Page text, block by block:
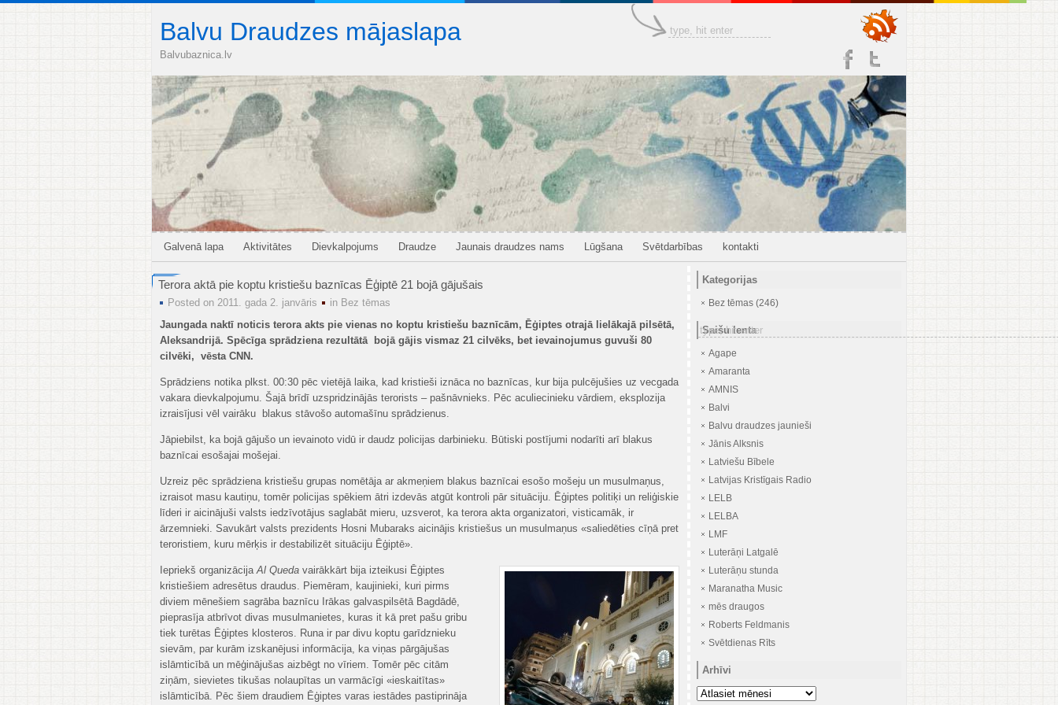
Balvu Draudzes mājaslapa
Balvubaznica.lv
Galvenā lapa Aktivitātes Dievkalpojums Draudze Jaunais draudzes nams Lūgšana Svētdarbības kontakti
Terora aktā pie koptu kristiešu baznīcas Ēģiptē 21 bojā gājušais
Posted on 2011. gada 2. janvāris in Bez tēmas
Jaungada naktī noticis terora akts pie vienas no koptu kristiešu baznīcām, Ēģiptes otrajā lielākajā pilsētā,
Aleksandrijā. Spēcīga sprādziena rezultātā bojā gājis vismaz 21 cilvēks, bet ievainojumus guvuši 80
cilvēki, vēsta CNN.
Sprādziens notika plkst. 00:30 pēc vietējā laika, kad kristieši iznāca no baznīcas, kur bija pulcējušies uz vecgada
vakara dievkalpojumu. Šajā brīdī uzspridzinājās terorists – pašnāvnieks. Pēc aculiecinieku vārdiem, eksplozija
izraisījusi vēl vairāku blakus stāvošo automašīnu sprādzienus.
Jāpiebilst, ka bojā gājušo un ievainoto vidū ir daudz policijas darbinieku. Būtiski postījumi nodarīti arī blakus
baznīcai esošajai mošejai.
Uzreiz pēc sprādziena kristiešu grupas nomētāja ar akmeņiem blakus baznīcai esošo mošeju un musulmaņus,
izraisot masu kautiņu, tomēr policijas spēkiem ātri izdevās atgūt kontroli pār situāciju. Ēģiptes politiķi un reliģiskie
līderi ir aicinājuši valsts iedzīvotājus saglabāt mieru, uzsverot, ka terora akta organizatori, visticamāk, ir
ārzemnieki. Savukārt valsts prezidents Hosni Mubaraks aicinājis kristiešus un musulmaņus «saliedēties cīņā pret
teroristiem, kuru mērķis ir destabilizēt situāciju Ēģiptē».
Iepriekš organizācijaAl Queda vairākkārt bija izteikusi Ēģiptes
kristiešiem adresētus draudus. Piemēram, kaujinieki, kuri pirms
diviem mēnešiem sagrāba baznīcu Irākas galvaspilsētā Bagdādē,
pieprasīja atbrīvot divas musulmanietes, kuras it kā pret pašu gribu
tiek turētas Ēģiptes klosteros. Runa ir par divu koptu garīdznieku
sievām, par kurām izskanējusi informācija, ka viņas pārgājušas
islāmticībā un mēģinājušas aizbēgt no vīriem. Tomēr pēc citām
ziņām, sievietes tikušas nolaupītas un varmācīgi «ieskaitītas»
islāmticībā. Pēc šiem draudiem Ēģiptes varas iestādes pastiprināja
Kategorijas
Bez tēmas (246)
Saišu lenta
Agape
Amaranta
AMNIS
Balvi
Balvu draudzes jaunieši
Jānis Alksnis
Latviešu Bībele
Latvijas Kristīgais Radio
LELB
LELBA
LMF
Luterāņi Latgalē
Luterāņu stunda
Maranatha Music
mēs draugos
Roberts Feldmanis
Svētdienas Rīts
Arhīvi
Arhīvi